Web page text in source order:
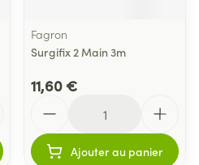
Fagron
Surgifix 2 Main 3m
11,60 €
Ajouter au panier